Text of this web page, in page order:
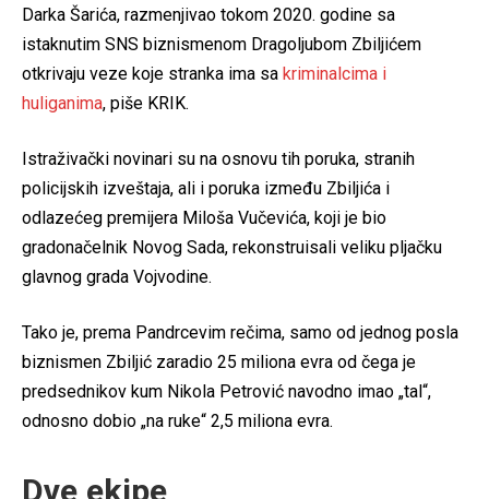
Darka Šarića, razmenjivao tokom 2020. godine sa
istaknutim SNS biznismenom Dragoljubom Zbiljićem
otkrivaju veze koje stranka ima sa kriminalcima i
huliganima, piše KRIK.
Istraživački novinari su na osnovu tih poruka, stranih
policijskih izveštaja, ali i poruka između Zbiljića i
odlazećeg premijera Miloša Vučevića, koji je bio
gradonačelnik Novog Sada, rekonstruisali veliku pljačku
glavnog grada Vojvodine.
Tako je, prema Pandrcevim rečima, samo od jednog posla
biznismen Zbiljić zaradio 25 miliona evra od čega je
predsednikov kum Nikola Petrović navodno imao „tal“,
odnosno dobio „na ruke“ 2,5 miliona evra.
Dve ekipe